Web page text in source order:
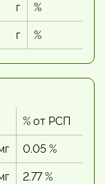
г %
г %
% от РСП
0.05 %
2.77 %